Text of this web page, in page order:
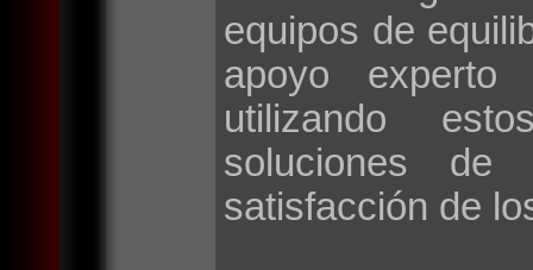
equipos de
apoyo experto
utilizando
soluciones de
satisfacción de